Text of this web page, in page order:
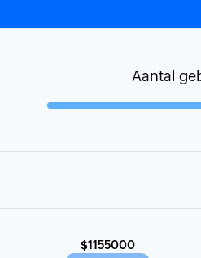
Aantal
$1155000